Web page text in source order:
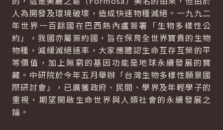
人為開發及環境破壞，造成快速物種滅絕。一九九二
年世界一百餘國在巴西熱內盧簽署「生物多樣性公
約」，我國亦屬簽約國，旨在保育全世界寶貴的生物
物種，減緩滅絕速率，大家應體認生命互存互榮的平
等價值，加上無窮的基因功能是地球永續發展的寶
藏。中研院於今年五月舉辦「台灣生物多樣性願景國
際研討會」，已廣獲政府、民間、學界及年輕學子的
重視，期望開啟生命世界與人類社會的永續發展之
鑰。